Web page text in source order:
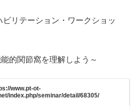
リテーション・ワークショッ
的関節窩を理解しよう～
www.pt-ot-
index.php/seminar/detail/68305/